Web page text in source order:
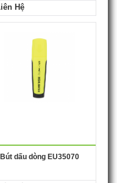
Hệ
Bút dấu dòng EU35070